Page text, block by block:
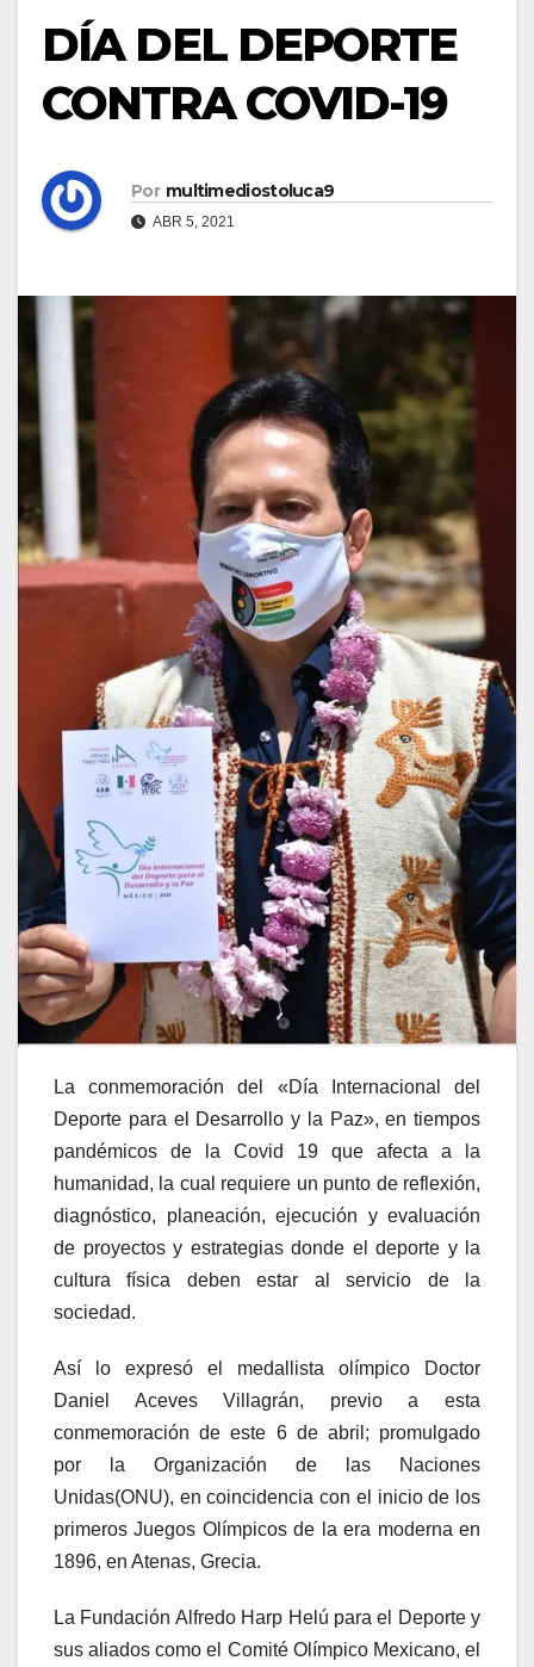
DÍA DEL DEPORTE
CONTRA COVID-19
Por multimediostoluca9
ABR 5, 2021
La conmemoración del «Día Internacional del
Deporte para el Desarrollo y la Paz», en tiempos
pandémicos de la Covid 19 que afecta a la
humanidad, la cual requiere un punto de reflexión,
diagnóstico, planeación, ejecución y evaluación
de proyectos y estrategias donde el deporte y la
cultura física deben estar al servicio de la
sociedad.
Así lo expresó el medallista olímpico Doctor
Daniel Aceves Villagrán, previo a esta
conmemoración de este 6 de abril; promulgado
por la Organización de las Naciones
Unidas(ONU), en coincidencia con el inicio de los
primeros Juegos Olímpicos de la era moderna en
1896, en Atenas, Grecia.
La Fundación Alfredo Harp Helú para el Deporte y
sus aliados como el Comité Olímpico Mexicano, el